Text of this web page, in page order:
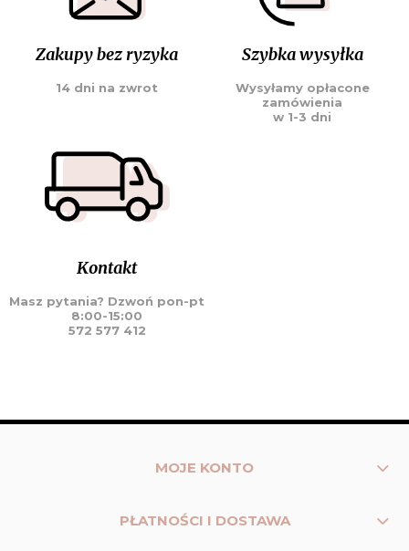
Zakupy bez ryzyka
14 dni na zwrot
Szybka wysyłka
Wysyłamy opłacone
zamówienia
w 1-3 dni
Kontakt
Masz pytania? Dzwoń pon-pt
8:00-15:00
572 577 412
MOJE KONTO
PŁATNOŚCI I DOSTAWA